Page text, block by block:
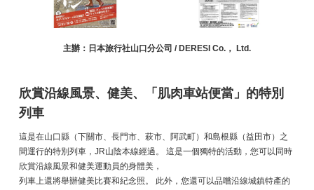
主辦：日本旅行社山口分公司 / DERESI Co.， Ltd.
欣賞沿線風景、健美、「肌肉車站便當」的特別
列車
這是在山口縣（下關市、長門市、萩市、阿武町）和島根縣（益田市）之
間運行的特別列車，JR山陰本線經過。 這是一個獨特的活動，您可以同時
欣賞沿線風景和健美運動員的身體美，
列車上還將舉辦健美比賽和紀念照。 此外，您還可以品嚐沿線城鎮特產的